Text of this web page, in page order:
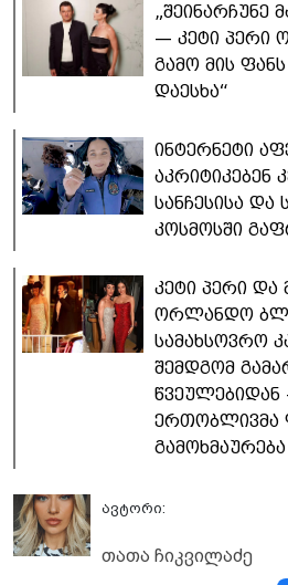
„შეინარჩუნე
— კეტი პერი
გამო მის
დაესხა“
ინტერნეტი
აკრიტიკებენ
სანჩესისა და
კოსმოსში
კეტი პერი და
ორლანდო
სამახსოვრო
შემდგომ
წვეულებიდან
ერთობლივმა
ავტორი:
თათა ჩიკვილაძე